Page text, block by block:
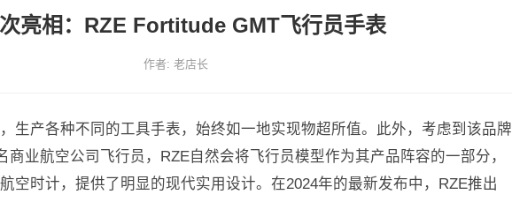
亮相：RZE Fortitude GMT飞行员手表
作者: 老店长
生产各种不同的工具手表，始终如一地实现物超所值。此外，考虑到该品牌
商业航空公司飞行员，RZE自然会将飞行员模型作为其产品阵容的一部分，
空时计，提供了明显的现代实用设计。在2024年的最新发布中，RZE推出